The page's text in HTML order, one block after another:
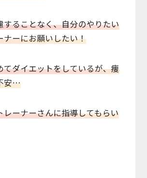
ることなく、自分のやりたい
ナーにお願いしたい！
ダイエットをしているが、痩
安…
ーナーさんに指導してもらい